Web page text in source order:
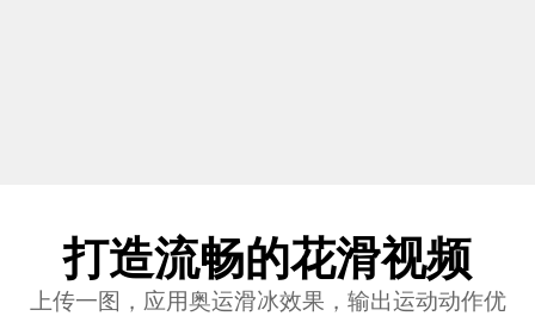
打造流畅的花滑视频
上传一图，应用奥运滑冰效果，输出运动动作优